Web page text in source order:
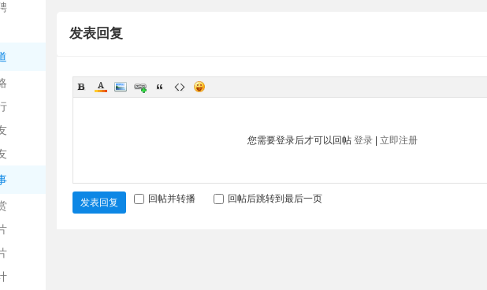
发表回复
您需要登录后才可以回帖 登录 立即注册
发表回复 回帖并转播 回帖后跳转到最后一页